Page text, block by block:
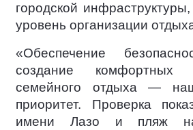
городской
уровень организации
«Обеспечение
создание комфортных
семейного отдыха —
приоритет. Проверка
имени Лазо и пляж